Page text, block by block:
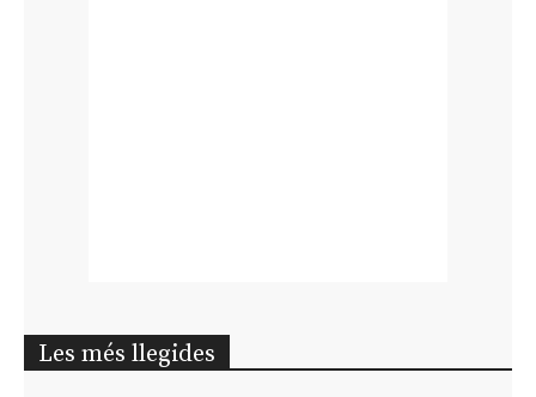
Les més llegides